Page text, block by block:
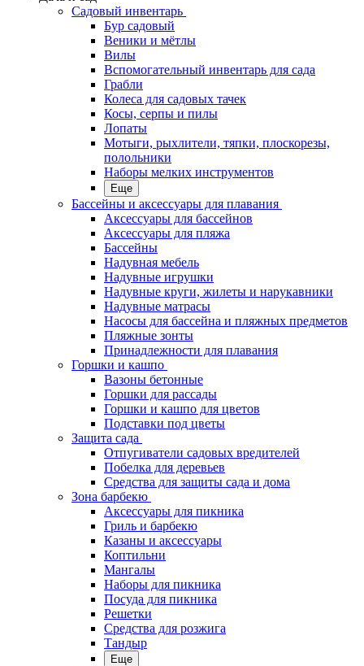
Садовый инвентарь
Бур садовый
Веники и мётлы
Вилы
Вспомогательный инвентарь для сада
Грабли
Колеса для садовых тачек
Косы, серпы и пилы
Лопаты
Мотыги, рыхлители, тяпки, плоскорезы,
полольники
Наборы мелких инструментов
Еще
Бассейны и аксессуары для плавания
Аксессуары для бассейнов
Аксессуары для пляжа
Бассейны
Надувная мебель
Надувные игрушки
Надувные круги, жилеты и нарукавники
Надувные матрасы
Насосы для бассейна и пляжных предметов
Пляжные зонты
Принадлежности для плавания
Горшки и кашпо
Вазоны бетонные
Горшки для рассады
Горшки и кашпо для цветов
Подставки под цветы
Защита сада
Отпугиватели садовых вредителей
Побелка для деревьев
Средства для защиты сада и дома
Зона барбекю
Аксессуары для пикника
Гриль и барбекю
Казаны и аксессуары
Коптильни
Мангалы
Наборы для пикника
Посуда для пикника
Решетки
Средства для розжига
Тандыр
Еще